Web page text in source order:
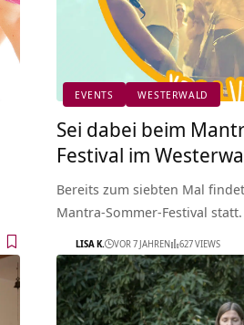
EVENTS WESTERWALD
Sei dabei beim
Festival im
Bereits zum siebten Mal
Mantra-Sommer-Festival
LISA K. VOR 7 JAHREN 627 VIEWS